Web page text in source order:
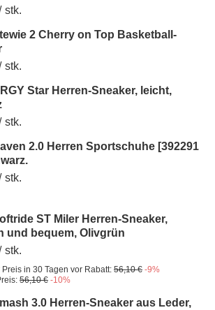
stk.
2 Cherry on Top Basketball-
stk.
Star Herren-Sneaker, leicht,
stk.
2.0 Herren Sportschuhe [392291
stk.
ST Miler Herren-Sneaker,
und bequem, Olivgrün
stk.
Preis in 30 Tagen vor Rabatt: 56,10 € -9%
56,10 € -10%
3.0 Herren-Sneaker aus Leder,